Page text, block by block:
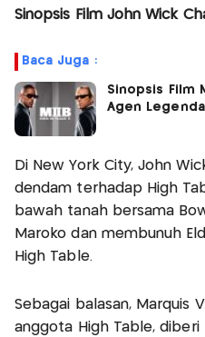
Sinopsis Film John Wick
Baca Juga :
Sinopsis Film
Agen
Di New York City, John
dendam terhadap High
bawah tanah bersama
Maroko dan membunuh
High Table.
Sebagai balasan, Marquis
anggota High Table, diberi